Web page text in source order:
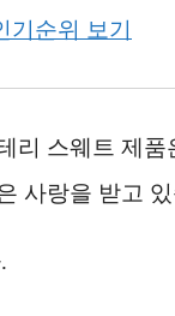
기순위 보기
리 스웨트 제
사랑을 받고